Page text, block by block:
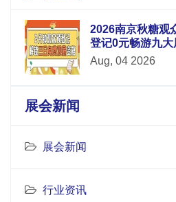
2026南京秋糖观
登记0元畅游九大
Aug, 04 2026
展会新闻
展会新闻
行业资讯